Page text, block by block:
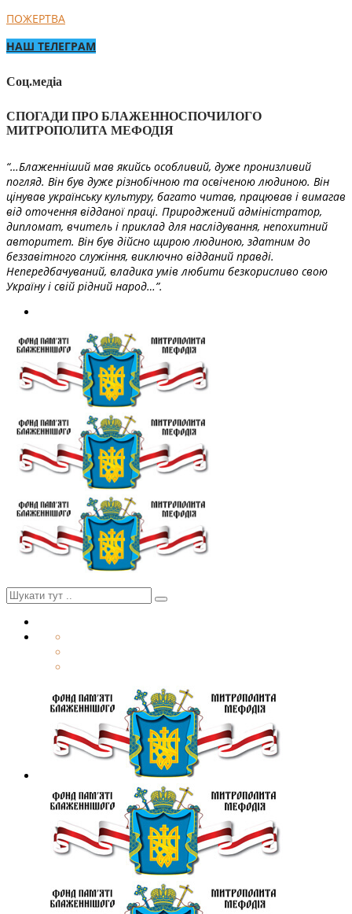
ПОЖЕРТВА
НАШ ТЕЛЕГРАМ
Соц.медіа
СПОГАДИ ПРО БЛАЖЕННОСПОЧИЛОГО
МИТРОПОЛИТА МЕФОДІЯ
“…Блаженніший мав якийсь особливий, дуже пронизливий
погляд. Він був дуже різнобічною та освіченою людиною. Він
цінував українську культуру, багато читав, працював і вимагав
від оточення відданої праці. Природжений адміністратор,
дипломат, вчитель і приклад для наслідування, непохитний
авторитет. Він був дійсно щирою людиною, здатним до
беззавітного служіння, виключно відданий правді.
Непередбачуваний, владика умів любити безкорисливо свою
Україну і свій рідний народ…”.